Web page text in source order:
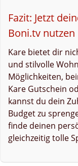
Fazit: Jetzt
Boni.tv nutzen
Kare bietet dir
und stilvolle
Möglichkeiten,
Kare Gutschein
kannst du dein
Budget zu
finde deinen
gleichzeitig tolle